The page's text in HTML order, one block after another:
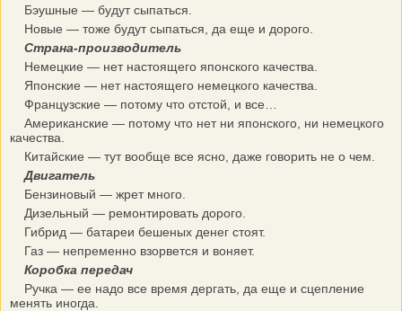
Бэушные — будут сыпаться.
Новые — тоже будут сыпаться, да еще и дорого.
Страна-производитель
Немецкие — нет настоящего японского качества.
Японские — нет настоящего немецкого качества.
Французские — потому что отстой, и все…
Американские — потому что нет ни японского, ни немецкого
качества.
Китайские — тут вообще все ясно, даже говорить не о чем.
Двигатель
Бензиновый — жрет много.
Дизельный — ремонтировать дорого.
Гибрид — батареи бешеных денег стоят.
Газ — непременно взорвется и воняет.
Коробка передач
Ручка — ее надо все время дергать, да еще и сцепление
менять иногда.